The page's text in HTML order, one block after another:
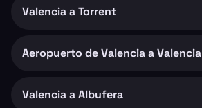
Valencia a Torrent
Aeropuerto de Valencia a Valencia
Valencia a Albufera